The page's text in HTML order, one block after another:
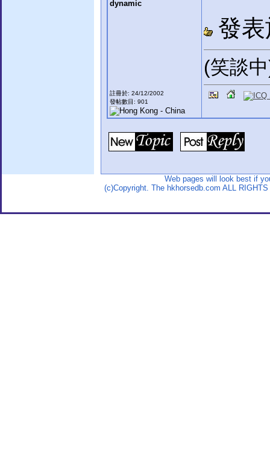
dynamic
註冊於: 24/12/2002
發帖數目: 901
發
(笑談
Web pages will look best if
(c)Copyright. The hkhorsedb.com ALL